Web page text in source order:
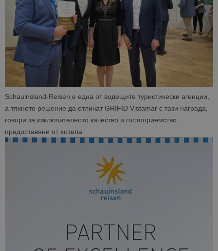
Schauinsland-Reisen е една от водещите туристически агенции,
а тяхното решение да отличат GRIFID Vistamar с тази награда,
говори за изключителното качество и гостоприемство,
предоставяни от хотела.